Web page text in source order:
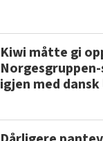
Kiwi måtte gi
igjen med